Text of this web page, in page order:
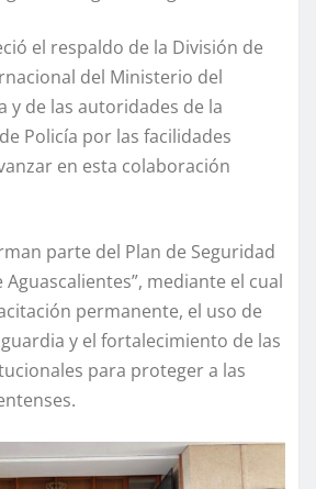
el respaldo de la División de
del Ministerio del
y de las autoridades de la
Policía por las facilidades
en esta colaboración
parte del Plan de Seguridad
Aguascalientes”, mediante el cual
permanente, el uso de
y el fortalecimiento de las
para proteger a las